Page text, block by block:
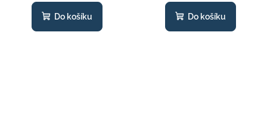
Do košíku Do košíku